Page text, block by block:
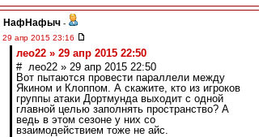
НафНафыч -
29 апр 2015 23:16
лео22 » 29 апр 2015 22:50
# лео22 » 29 апр 2015 22:50
Вот пытаются провести параллели между
Якином и Клоппом. А скажите, кто из игроков
группы атаки Дортмунда выходит с одной
главной целью заполнять пространство? А
ведь в этом сезоне у них со
взаимодействием тоже не айс.